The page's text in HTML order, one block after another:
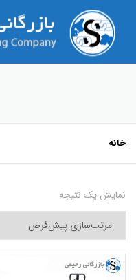
خانه
نمایش یک نتیجه